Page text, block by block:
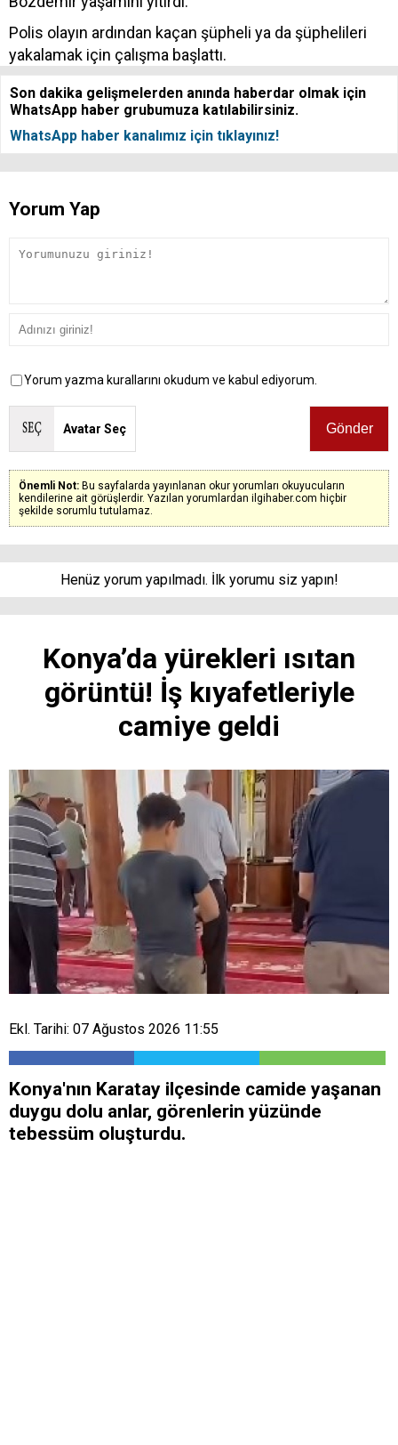
Polis olayın ardından kaçan şüpheli ya da şüphelileri
yakalamak için çalışma başlattı.
Son dakika gelişmelerden anında haberdar olmak için
WhatsApp haber grubumuza katılabilirsiniz.
WhatsApp haber kanalımız için tıklayınız!
Yorum Yap
Yorum yazma kurallarını okudum ve kabul ediyorum.
Avatar Seç
Önemli Not: Bu sayfalarda yayınlanan okur yorumları okuyucuların
kendilerine ait görüşlerdir. Yazılan yorumlardan ilgihaber.com hiçbir
şekilde sorumlu tutulamaz.
Henüz yorum yapılmadı. İlk yorumu siz yapın!
Konya’da yürekleri ısıtan
görüntü! İş kıyafetleriyle
camiye geldi
Ekl. Tarihi: 07 Ağustos 2026 11:55
Konya'nın Karatay ilçesinde camide yaşanan
duygu dolu anlar, görenlerin yüzünde
tebessüm oluşturdu.